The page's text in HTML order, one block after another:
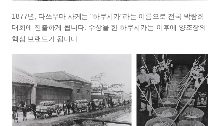
1877년, 다쓰우마 사케는 "하쿠시카"라는 이름으로 전국 박람회
대회에 진출하게 됩니다. 수상을 한 하쿠시카는 이후에 양조장의
핵심 브랜드가 됩니다.